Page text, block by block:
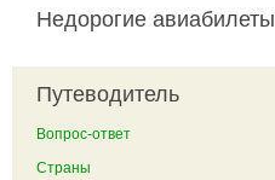
Недорогие авиабилеты
Путеводитель
Вопрос-ответ
Страны